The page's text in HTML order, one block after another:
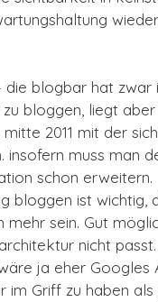
die blogbar hat zwar
bloggen, liegt
2011 mit der
insofern muss man
schon erweitern.
bloggen ist wichtig,
mehr sein. Gut
nicht
ja eher Googles
im Griff zu haben als